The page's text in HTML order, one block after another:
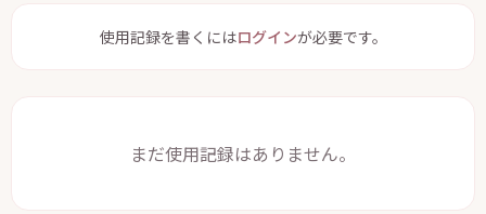
使用記録を書くにはログインが必要です。
まだ使用記録はありません。